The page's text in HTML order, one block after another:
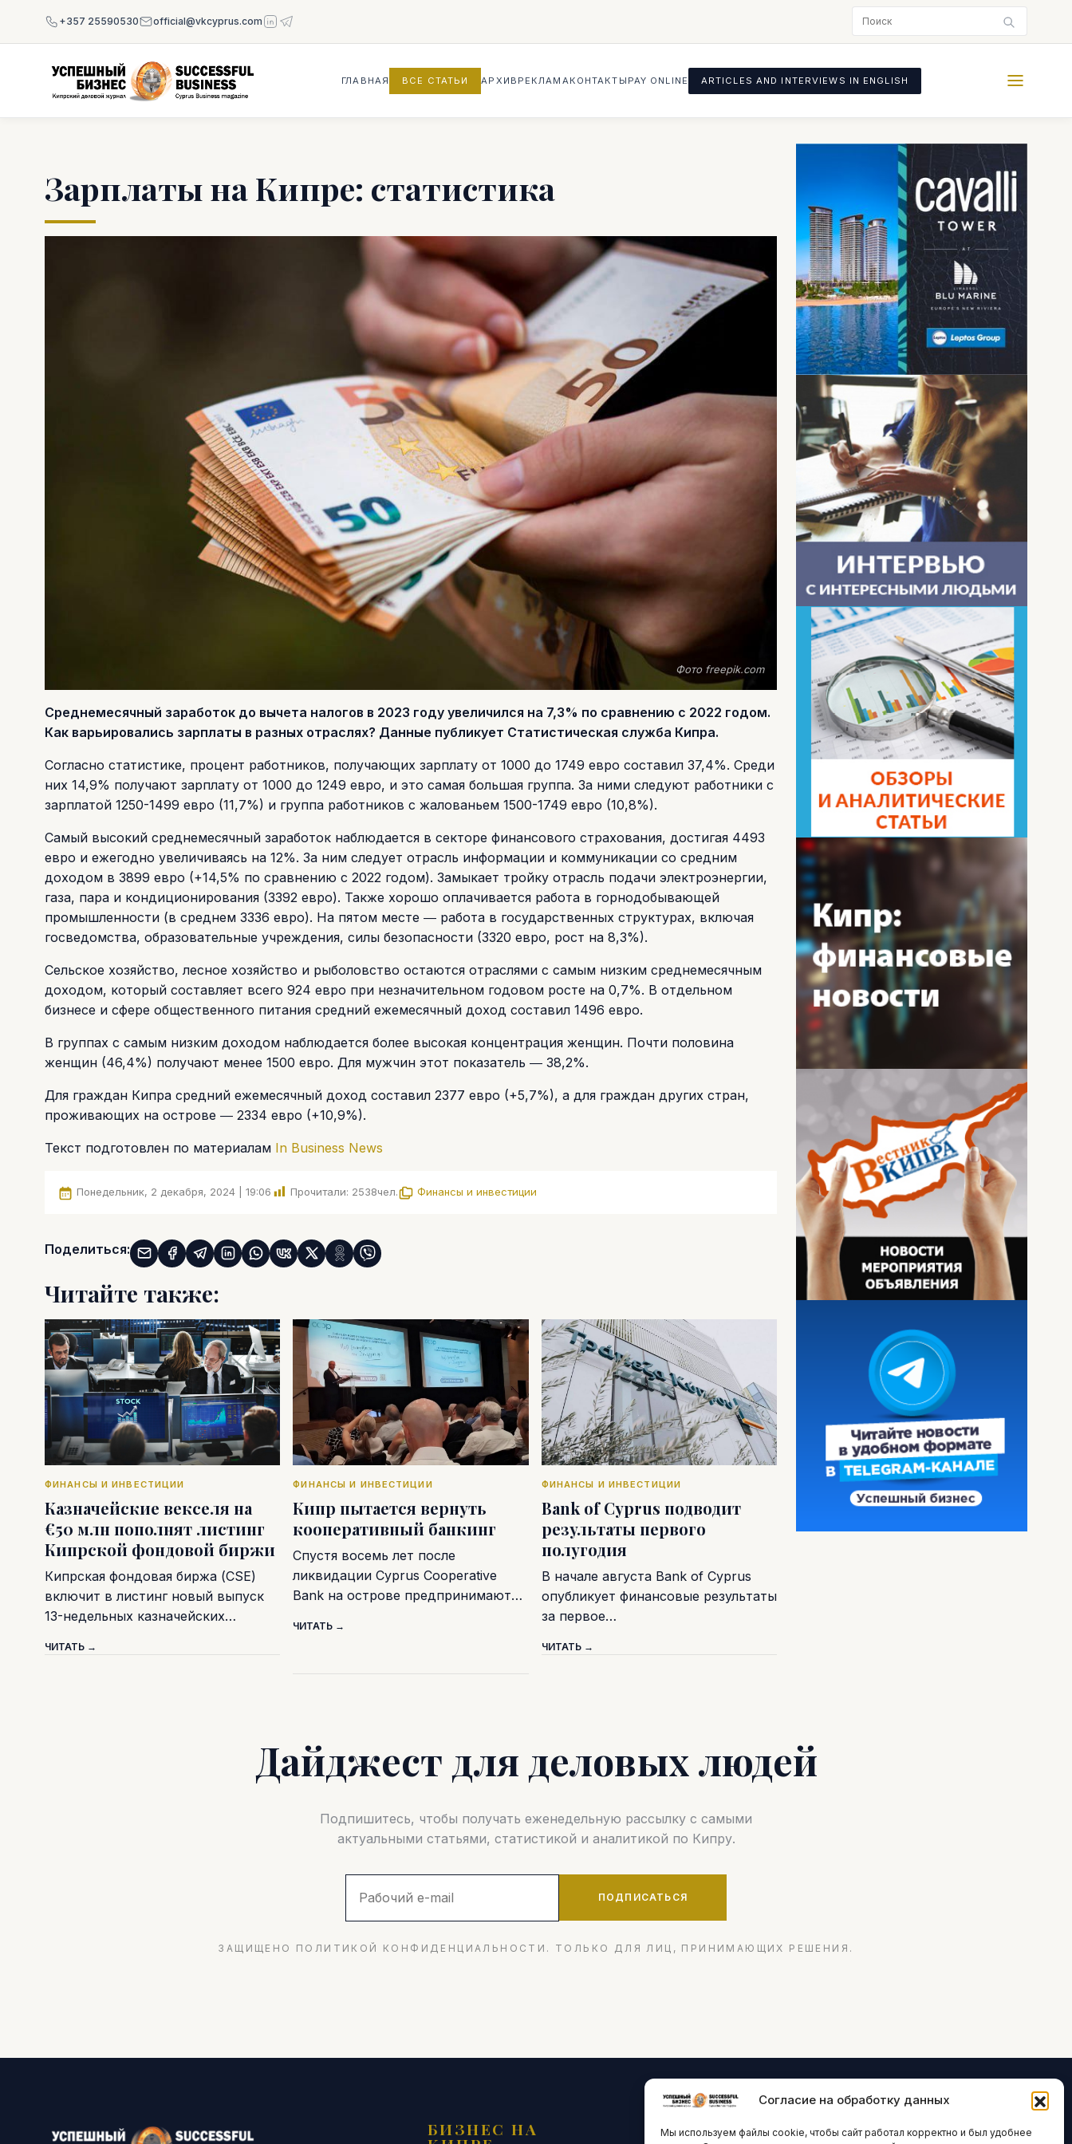
Согласие на обработку данных
Мы используем файлы cookie, чтобы сайт работал корректно и был удобнее
+357 25590530 official@vkcyprus.com
ГЛАВНАЯ ВСЕ СТАТЬИ АРХИВ РЕКЛАМА КОНТАКТЫ PAY ONLINE ARTICLES AND INTERVIEWS IN ENGLISH
Зарплаты на Кипре: статистика
Фото freepik.com
Среднемесячный заработок до вычета налогов в 2023 году увеличился на 7,3% по сравнению с 2022 годом.
Как варьировались зарплаты в разных отраслях? Данные публикует Статистическая служба Кипра.
Согласно статистике, процент работников, получающих зарплату от 1000 до 1749 евро составил 37,4%. Среди
них 14,9% получают зарплату от 1000 до 1249 евро, и это самая большая группа. За ними следуют работники с
зарплатой 1250-1499 евро (11,7%) и группа работников с жалованьем 1500-1749 евро (10,8%).
Самый высокий среднемесячный заработок наблюдается в секторе финансового страхования, достигая 4493
евро и ежегодно увеличиваясь на 12%. За ним следует отрасль информации и коммуникации со средним
доходом в 3899 евро (+14,5% по сравнению с 2022 годом). Замыкает тройку отрасль подачи электроэнергии,
газа, пара и кондиционирования (3392 евро). Также хорошо оплачивается работа в горнодобывающей
промышленности (в среднем 3336 евро). На пятом месте ― работа в государственных структурах, включая
госведомства, образовательные учреждения, силы безопасности (3320 евро, рост на 8,3%).
Сельское хозяйство, лесное хозяйство и рыболовство остаются отраслями с самым низким среднемесячным
доходом, который составляет всего 924 евро при незначительном годовом росте на 0,7%. В отдельном
бизнесе и сфере общественного питания средний ежемесячный доход составил 1496 евро.
В группах с самым низким доходом наблюдается более высокая концентрация женщин. Почти половина
женщин (46,4%) получают менее 1500 евро. Для мужчин этот показатель ― 38,2%.
Для граждан Кипра средний ежемесячный доход составил 2377 евро (+5,7%), а для граждан других стран,
проживающих на острове ― 2334 евро (+10,9%).
Текст подготовлен по материалам In Business News
Понедельник, 2 декабря, 2024 | 19:06 Прочитали: 2538чел. Финансы и инвестиции
Поделиться:
Читайте также:
ФИНАНСЫ И ИНВЕСТИЦИИ
Казначейские векселя на
€50 млн пополнят листинг
Кипрской фондовой биржи
Кипрская фондовая биржа (CSE)
включит в листинг новый выпуск
13-недельных казначейских…
ЧИТАТЬ →
ФИНАНСЫ И ИНВЕСТИЦИИ
Кипр пытается вернуть
кооперативный банкинг
Спустя восемь лет после
ликвидации Cyprus Cooperative
Bank на острове предпринимают…
ЧИТАТЬ →
ФИНАНСЫ И ИНВЕСТИЦИИ
Bank of Cyprus подводит
результаты первого
полугодия
В начале августа Bank of Cyprus
опубликует финансовые результаты
за первое…
ЧИТАТЬ →
Дайджест для деловых людей
Подпишитесь, чтобы получать еженедельную рассылку с самыми
актуальными статьями, статистикой и аналитикой по Кипру.
ПОДПИСАТЬСЯ
ЗАЩИЩЕНО ПОЛИТИКОЙ КОНФИДЕНЦИАЛЬНОСТИ. ТОЛЬКО ДЛЯ ЛИЦ, ПРИНИМАЮЩИХ РЕШЕНИЯ.
БИЗНЕС НА ТЕХНОЛОГИИ И ARTICLES IN